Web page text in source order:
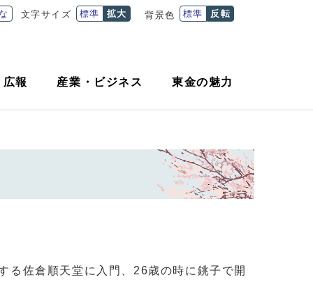
文字サイズ 標準 拡大 背景色 標準 反転
広報 産業 ・ ビジネス 東金の魅力
佐倉順天堂に入門、26歳の時に銚子で開